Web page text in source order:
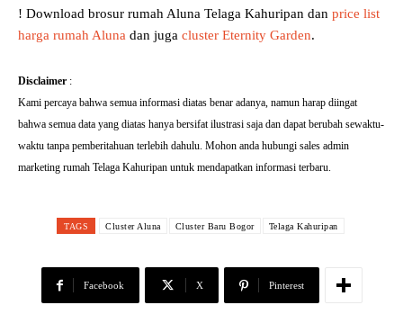
! Download brosur rumah Aluna Telaga Kahuripan dan price list
harga rumah Aluna dan juga cluster Eternity Garden.
Disclaimer :
Kami percaya bahwa semua informasi diatas benar adanya, namun harap diingat
bahwa semua data yang diatas hanya bersifat ilustrasi saja dan dapat berubah sewaktu-
waktu tanpa pemberitahuan terlebih dahulu. Mohon anda hubungi sales admin
marketing rumah Telaga Kahuripan untuk mendapatkan informasi terbaru.
TAGS Cluster Aluna Cluster Baru Bogor Telaga Kahuripan
Facebook X Pinterest